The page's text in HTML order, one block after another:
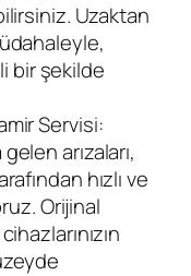
Uzaktan
bir şekilde
Servisi:
arızaları,
hızlı ve
Orijinal